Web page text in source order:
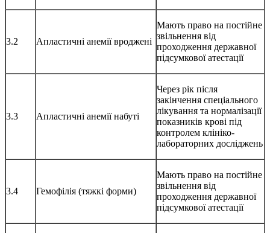
3.2 Апластичні анемії вроджені
Мають право на постійне
звільнення від
проходження державної
підсумкової атестації
3.3 Апластичні анемії набуті
Через рік після
закінчення спеціального
лікування та нормалізації
показників крові під
контролем клініко-
лабораторних досліджень
3.4 Гемофілія (тяжкі форми)
Мають право на постійне
звільнення від
проходження державної
підсумкової атестації